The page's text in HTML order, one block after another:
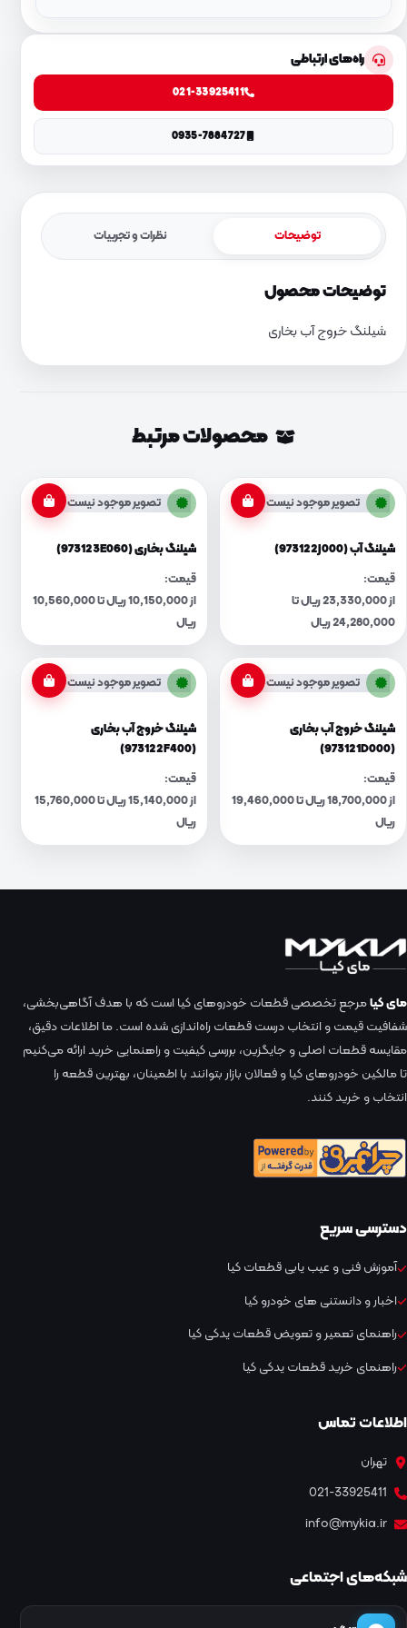
راه‌های ارتباطی
021-33925411
0935-7884727
توضیحات نظرات و تجربیات
توضیحات محصول
شیلنگ خروج آب بخاری
محصولات مرتبط
تصویر موجود نیست
شیلنگ آب (973122J000)
قیمت:
از 23,330,000 ریال تا
24,280,000 ریال
تصویر موجود نیست
شیلنگ بخاری (973123E060)
قیمت:
از 10,150,000 ریال تا 10,560,000
ریال
تصویر موجود نیست
شیلنگ خروج آب بخاری
(973121D000)
قیمت:
از 18,700,000 ریال تا 19,460,000
ریال
تصویر موجود نیست
شیلنگ خروج آب بخاری
(973122F400)
قیمت:
از 15,140,000 ریال تا 15,760,000
ریال
مای کیامرجع تخصصی قطعات خودروهای کیا است که با هدف آگاهی‌بخشی،
شفافیت قیمت و انتخاب درست قطعات راه‌اندازی شده است. ما اطلاعات دقیق،
مقایسه قطعات اصلی و جایگزین، بررسی کیفیت و راهنمایی خرید ارائه می‌کنیم
تا مالکین خودروهای کیا و فعالان بازار بتوانند با اطمینان، بهترین قطعه را
انتخاب و خرید کنند.
دسترسی سریع
آموزش فنی و عیب یابی قطعات کیا
اخبار و دانستنی های خودرو کیا
راهنمای تعمیر و تعویض قطعات یدکی کیا
راهنمای خرید قطعات یدکی کیا
اطلاعات تماس
تهران
021-33925411
info@mykia.ir
شبکه‌های اجتماعی